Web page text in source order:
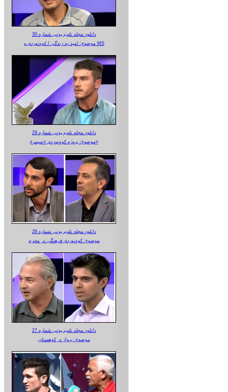
دانلود مجله تلویزیونی شماره 30
موضوع: امید به زندگی / کوه‌نوردی و MS
دانلود مجله تلویزیونی شماره 29
موضوع: پروژه کوه‌نوردی «سیمرغ»
دانلود مجله تلویزیونی شماره 28
موضوع: کوه‌نوردی فرهنگی در محرم
دانلود مجله تلویزیونی شماره 27
موضوع: پرواز در کوهستان